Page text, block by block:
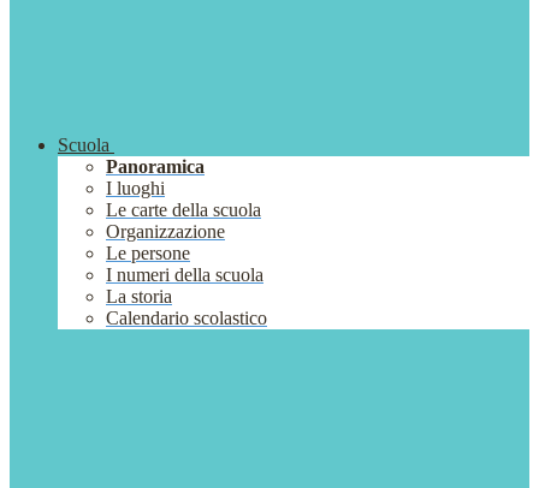
Scuola
Panoramica
I luoghi
Le carte della scuola
Organizzazione
Le persone
I numeri della scuola
La storia
Calendario scolastico